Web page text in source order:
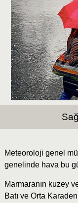
Meteoroloji genel
genelinde hava bu
Marmaranın kuzey
Batı ve Orta